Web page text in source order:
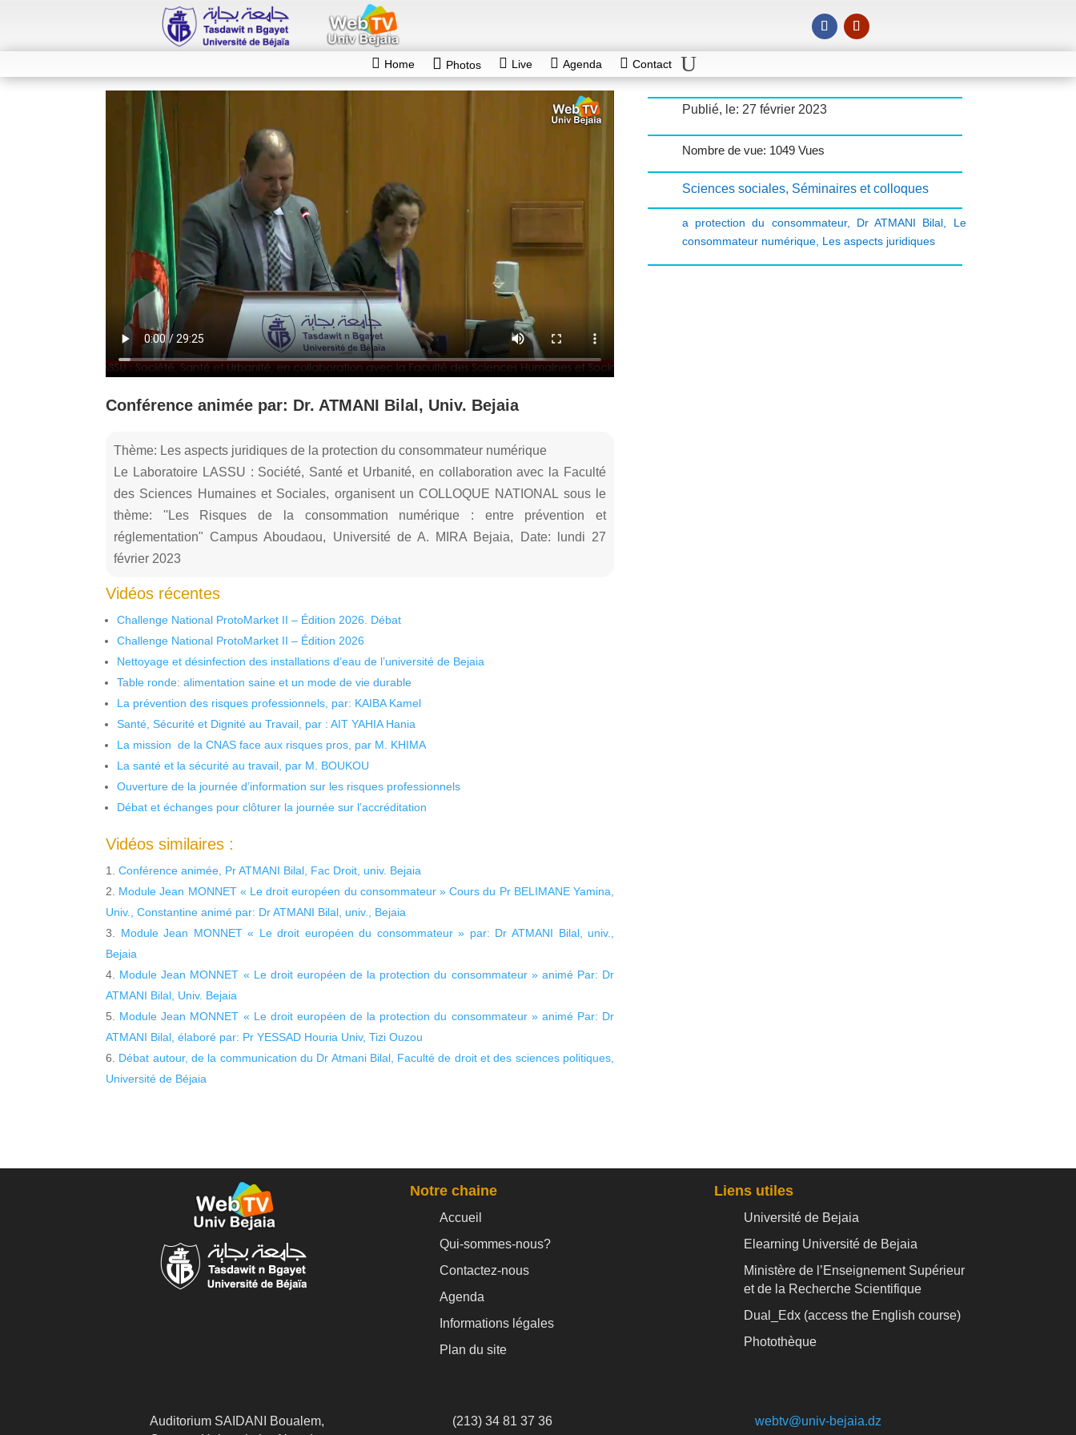
Home Photos Live Agenda Contact
Conférence animée par: Dr. ATMANI Bilal, Univ. Bejaia
Thème: Les aspects juridiques de la protection du consommateur numérique
Le Laboratoire LASSU : Société, Santé et Urbanité, en collaboration avec la Faculté
des Sciences Humaines et Sociales, organisent un COLLOQUE NATIONAL sous le
thème: ''Les Risques de la consommation numérique : entre prévention et
réglementation" Campus Aboudaou, Université de A. MIRA Bejaia, Date: lundi 27
février 2023
Vidéos récentes
Challenge National ProtoMarket II – Édition 2026. Débat
Challenge National ProtoMarket II – Édition 2026
Nettoyage et désinfection des installations d’eau de l’université de Bejaia
Table ronde: alimentation saine et un mode de vie durable
La prévention des risques professionnels, par: KAIBA Kamel
Santé, Sécurité et Dignité au Travail, par : AIT YAHIA Hania
La mission de la CNAS face aux risques pros, par M. KHIMA
La santé et la sécurité au travail, par M. BOUKOU
Ouverture de la journée d’information sur les risques professionnels
Débat et échanges pour clôturer la journée sur l’accréditation
Vidéos similaires :
Conférence animée, Pr ATMANI Bilal, Fac Droit, univ. Bejaia
Module Jean MONNET « Le droit européen du consommateur » Cours du Pr BELIMANE Yamina,
Univ., Constantine animé par: Dr ATMANI Bilal, univ., Bejaia
Module Jean MONNET « Le droit européen du consommateur » par: Dr ATMANI Bilal, univ.,
Bejaia
Module Jean MONNET « Le droit européen de la protection du consommateur » animé Par: Dr
ATMANI Bilal, Univ. Bejaia
Module Jean MONNET « Le droit européen de la protection du consommateur » animé Par: Dr
ATMANI Bilal, élaboré par: Pr YESSAD Houria Univ, Tizi Ouzou
Débat autour, de la communication du Dr Atmani Bilal, Faculté de droit et des sciences politiques,
Université de Béjaia
Publié, le: 27 février 2023
Nombre de vue: 1049 Vues
Sciences sociales, Séminaires et colloques
a protection du consommateur, Dr ATMANI Bilal, Le
consommateur numérique, Les aspects juridiques
Notre chaine
Accueil
Qui-sommes-nous?
Contactez-nous
Agenda
Informations légales
Plan du site
Liens utiles
Université de Bejaia
Elearning Université de Bejaia
Ministère de l’Enseignement Supérieur
et de la Recherche Scientifique
Dual_Edx (access the English course)
Photothèque
Auditorium SAIDANI Boualem,
(213) 34 81 37 36 webtv@univ-bejaia.dz